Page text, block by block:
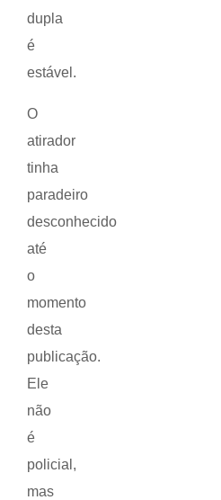
dupla
é
estável.
O
atirador
tinha
paradeiro
desconhecido
até
o
momento
desta
publicação.
Ele
não
é
policial,
mas